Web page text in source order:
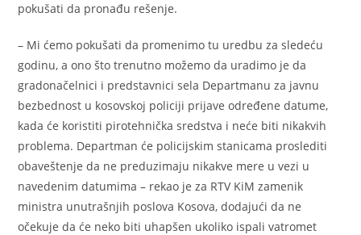
pokušati da pronađu rešenje.
– Mi ćemo pokušati da promenimo tu uredbu za sledeću
godinu, a ono što trenutno možemo da uradimo je da
gradonačelnici i predstavnici sela Departmanu za javnu
bezbednost u kosovskoj policiji prijave određene datume,
kada će koristiti pirotehnička sredstva i neće biti nikakvih
problema. Departman će policijskim stanicama proslediti
obaveštenje da ne preduzimaju nikakve mere u vezi u
navedenim datumima – rekao je za RTV KiM zamenik
ministra unutrašnjih poslova Kosova, dodajući da ne
očekuje da će neko biti uhapšen ukoliko ispali vatromet